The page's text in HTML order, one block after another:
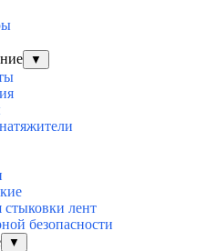
▼
стыковки лент
безопасности
▼